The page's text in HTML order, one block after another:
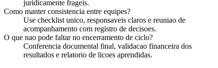
juridicamente frageis.
Como manter consistencia entre equipes?
Use checklist unico, responsaveis claros e reuniao de
acompanhamento com registro de decisoes.
O que nao pode faltar no encerramento de ciclo?
Conferencia documental final, validacao financeira dos
resultados e relatorio de licoes aprendidas.